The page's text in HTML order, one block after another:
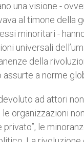
una visione -
al timone della
minoritari -
universali
della
a norme
ad attori
le organizzazioni
privato”, le